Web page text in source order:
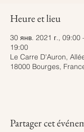
Heure et lieu
30 янв. 2021 г., 09:00
19:00
Le Carre D'Auron,
18000 Bourges,
Partager cet